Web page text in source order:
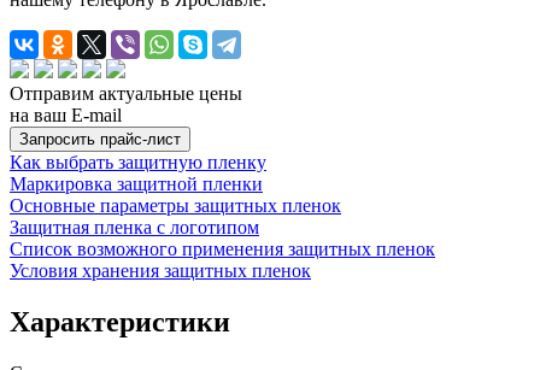
Отправим актуальные цены
на ваш E-mail
Как выбрать защитную пленку
Маркировка защитной пленки
Основные параметры защитных пленок
Защитная пленка с логотипом
Список возможного применения защитных пленок
Условия хранения защитных пленок
Характеристики